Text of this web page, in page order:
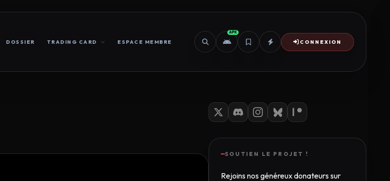
DOSSIER TRADING CARD ESPACE MEMBRE
APK
CONNEXION
SOUTIEN LE PROJET !
Rejoins nos généreux donateurs sur